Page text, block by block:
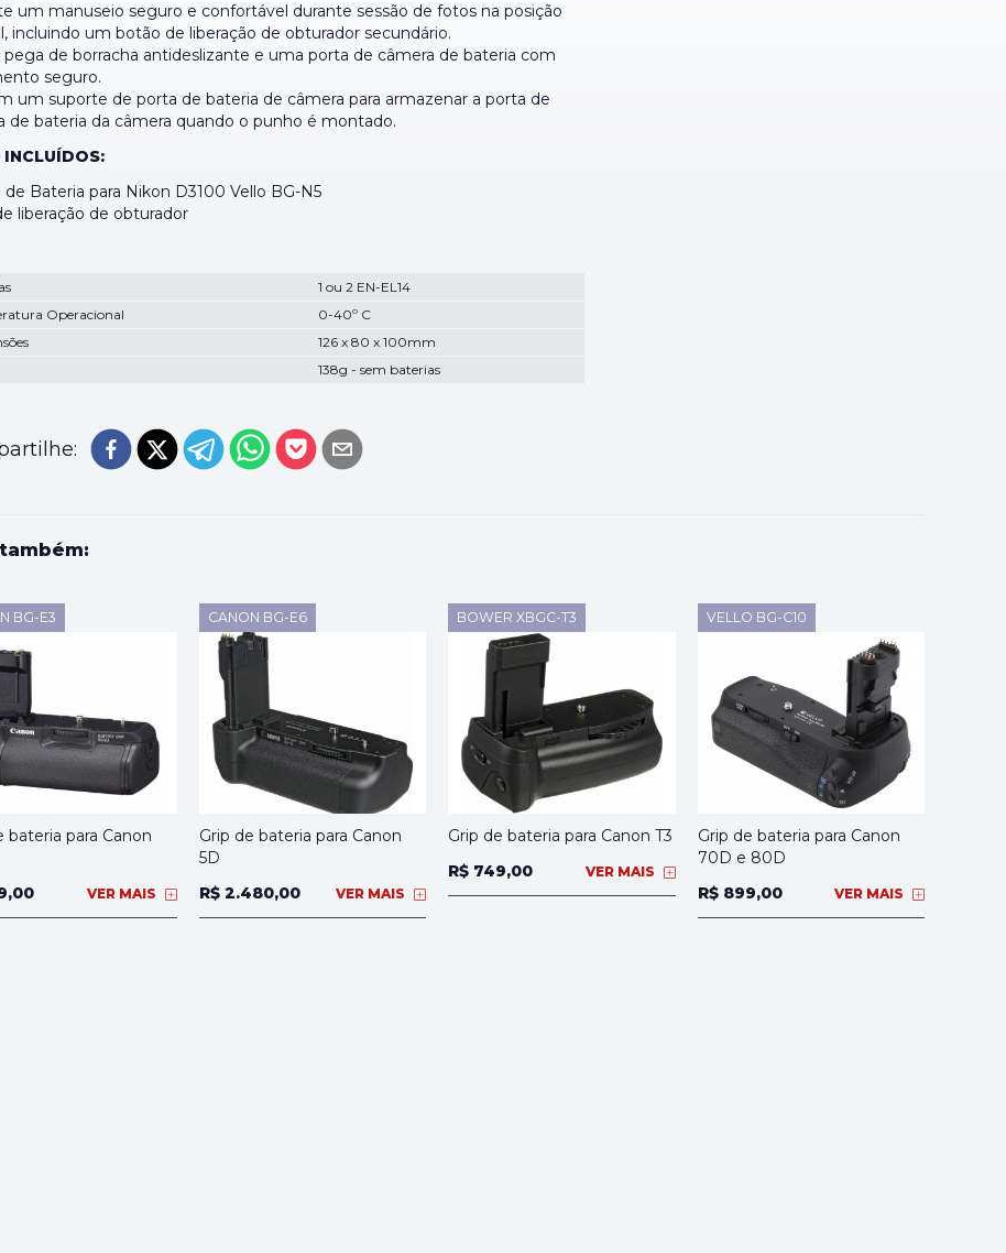
um manuseio seguro e confortável durante sessão de fotos na posição
incluindo um botão de liberação de obturador secundário.
pega de borracha antideslizante e uma porta de câmera de bateria com
seguro.
um suporte de porta de bateria de câmera para armazenar a porta de
de bateria da câmera quando o punho é montado.
INCLUÍDOS:
de Bateria para Nikon D3100 Vello BG-N5
liberação de obturador
1 ou 2 EN-EL14
Operacional
0-40º C
126 x 80 x 100mm
138g - sem baterias
BG-E3
bateria para Canon
VER MAIS
CANON BG-E6
Grip de bateria para Canon
5D
R$ 2.480,00
VER MAIS
BOWER XBGC-T3
Grip de bateria para Canon T3
R$ 749,00
VER MAIS
VELLO BG-C10
Grip de bateria para Canon
70D e 80D
R$ 899,00
VER MAIS